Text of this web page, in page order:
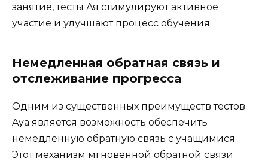
занятие, тесты Ая стимулируют активное
участие и улучшают процесс обучения.
Немедленная обратная связь и
отслеживание прогресса
Одним из существенных преимуществ тестов
Aya является возможность обеспечить
немедленную обратную связь с учащимися.
Этот механизм мгновенной обратной связи